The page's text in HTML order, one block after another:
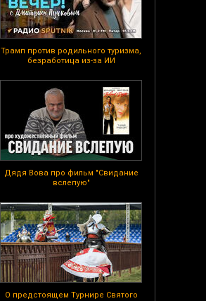
Трамп против родильного туризма,
безработица из-за ИИ
Дядя Вова про фильм "Свидание
вслепую"
О предстоящем Турнире Святого